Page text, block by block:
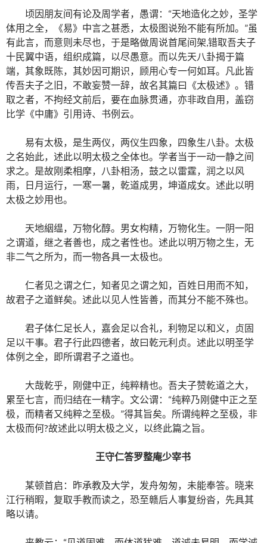
顷因朋友间有论及周学者，愚谓：“天地造化之妙，圣学
体用之全，《易》中言之甚悉，太极图说殆不能有所加。”虽
有此言，而意则未尽也，于是略做周说首尾间架,错取吾夫子
十民翼中语，组织成篇，以尽愚意。而以先天八卦揭于篇
端，其象既陈，其妙因可期识，顾用心专一何如耳。凡此皆
传吾夫子之旧，不敢妄赞一辞，故名其篇曰《太极述》。错
取之者，不拘经文前后，要在血脉贯通，亦非政自用，盖窃
比学《中庸》引用诗、书例云。
易有太极，是生两仪，两仪生四象，四象生八卦。太极
之名始此，述此以明太极之全体也。学者当于一动一静之间
求之。是故刚柔相摩，八卦相汤，鼓之以雷霆，润之以风
雨，日月运行，一寒一暑，乾道成男，坤道成女。述此以明
太极之妙用也。
天地絪缊，万物化醇。男女构精，万物化生。一阴一阳
之谓道，继之者善也，成之者性也。述此以明万物之生，无
非二气之所为，而一物各具一太极也。
仁者见之谓之仁，知者见之谓之知，百姓日用而不知，
故君子之道鲜矣。述此以见人性皆善，而其分不能不殊也。
君子体仁足长人，嘉会足以合礼，利物足以和义，贞固
足以干事。君子行此四德者，故曰乾元利贞。述此以明圣学
体例之全，即所谓君子之道也。
大哉乾乎，刚健中正，纯粹精也。吾夫子赞乾道之大，
累至七言，而归结在一精字。文公谓：“纯粹乃刚健中正之至
极，而精者又纯粹之至极。”得其旨矣。所谓纯粹之至极，非
太极而何?故述此以明太极之义，以终此篇之旨。
王守仁答罗整庵少宰书
某顿首启：昨承教及大学，发舟匆匆，未能奉答。晓来
江行稍暇，复取手教而读之，恐至赣后人事复纷沓，先具其
略以请。